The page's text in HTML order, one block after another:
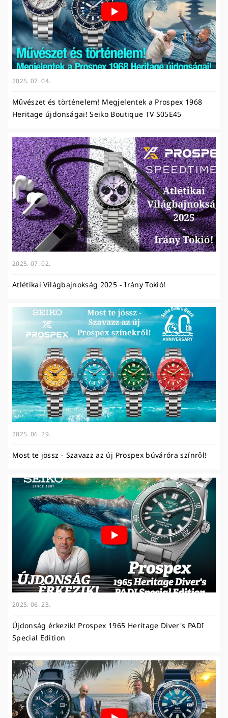
2025. 07. 04.
Művészet és történelem! Megjelentek a Prospex 1968
Heritage újdonságai! Seiko Boutique TV S05E45
2025. 07. 02.
Atlétikai Világbajnokság 2025 - Irány Tokió!
2025. 06. 29.
Most te jössz - Szavazz az új Prospex búváróra színről!
2025. 06. 23.
Újdonság érkezik! Prospex 1965 Heritage Diver's PADI
Special Edition